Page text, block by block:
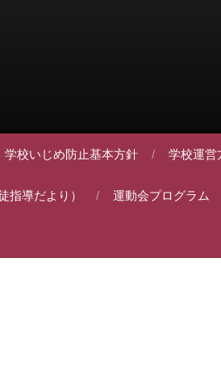
学校いじめ防止基本方針 学校運営
指導だより） 運動会プログラム